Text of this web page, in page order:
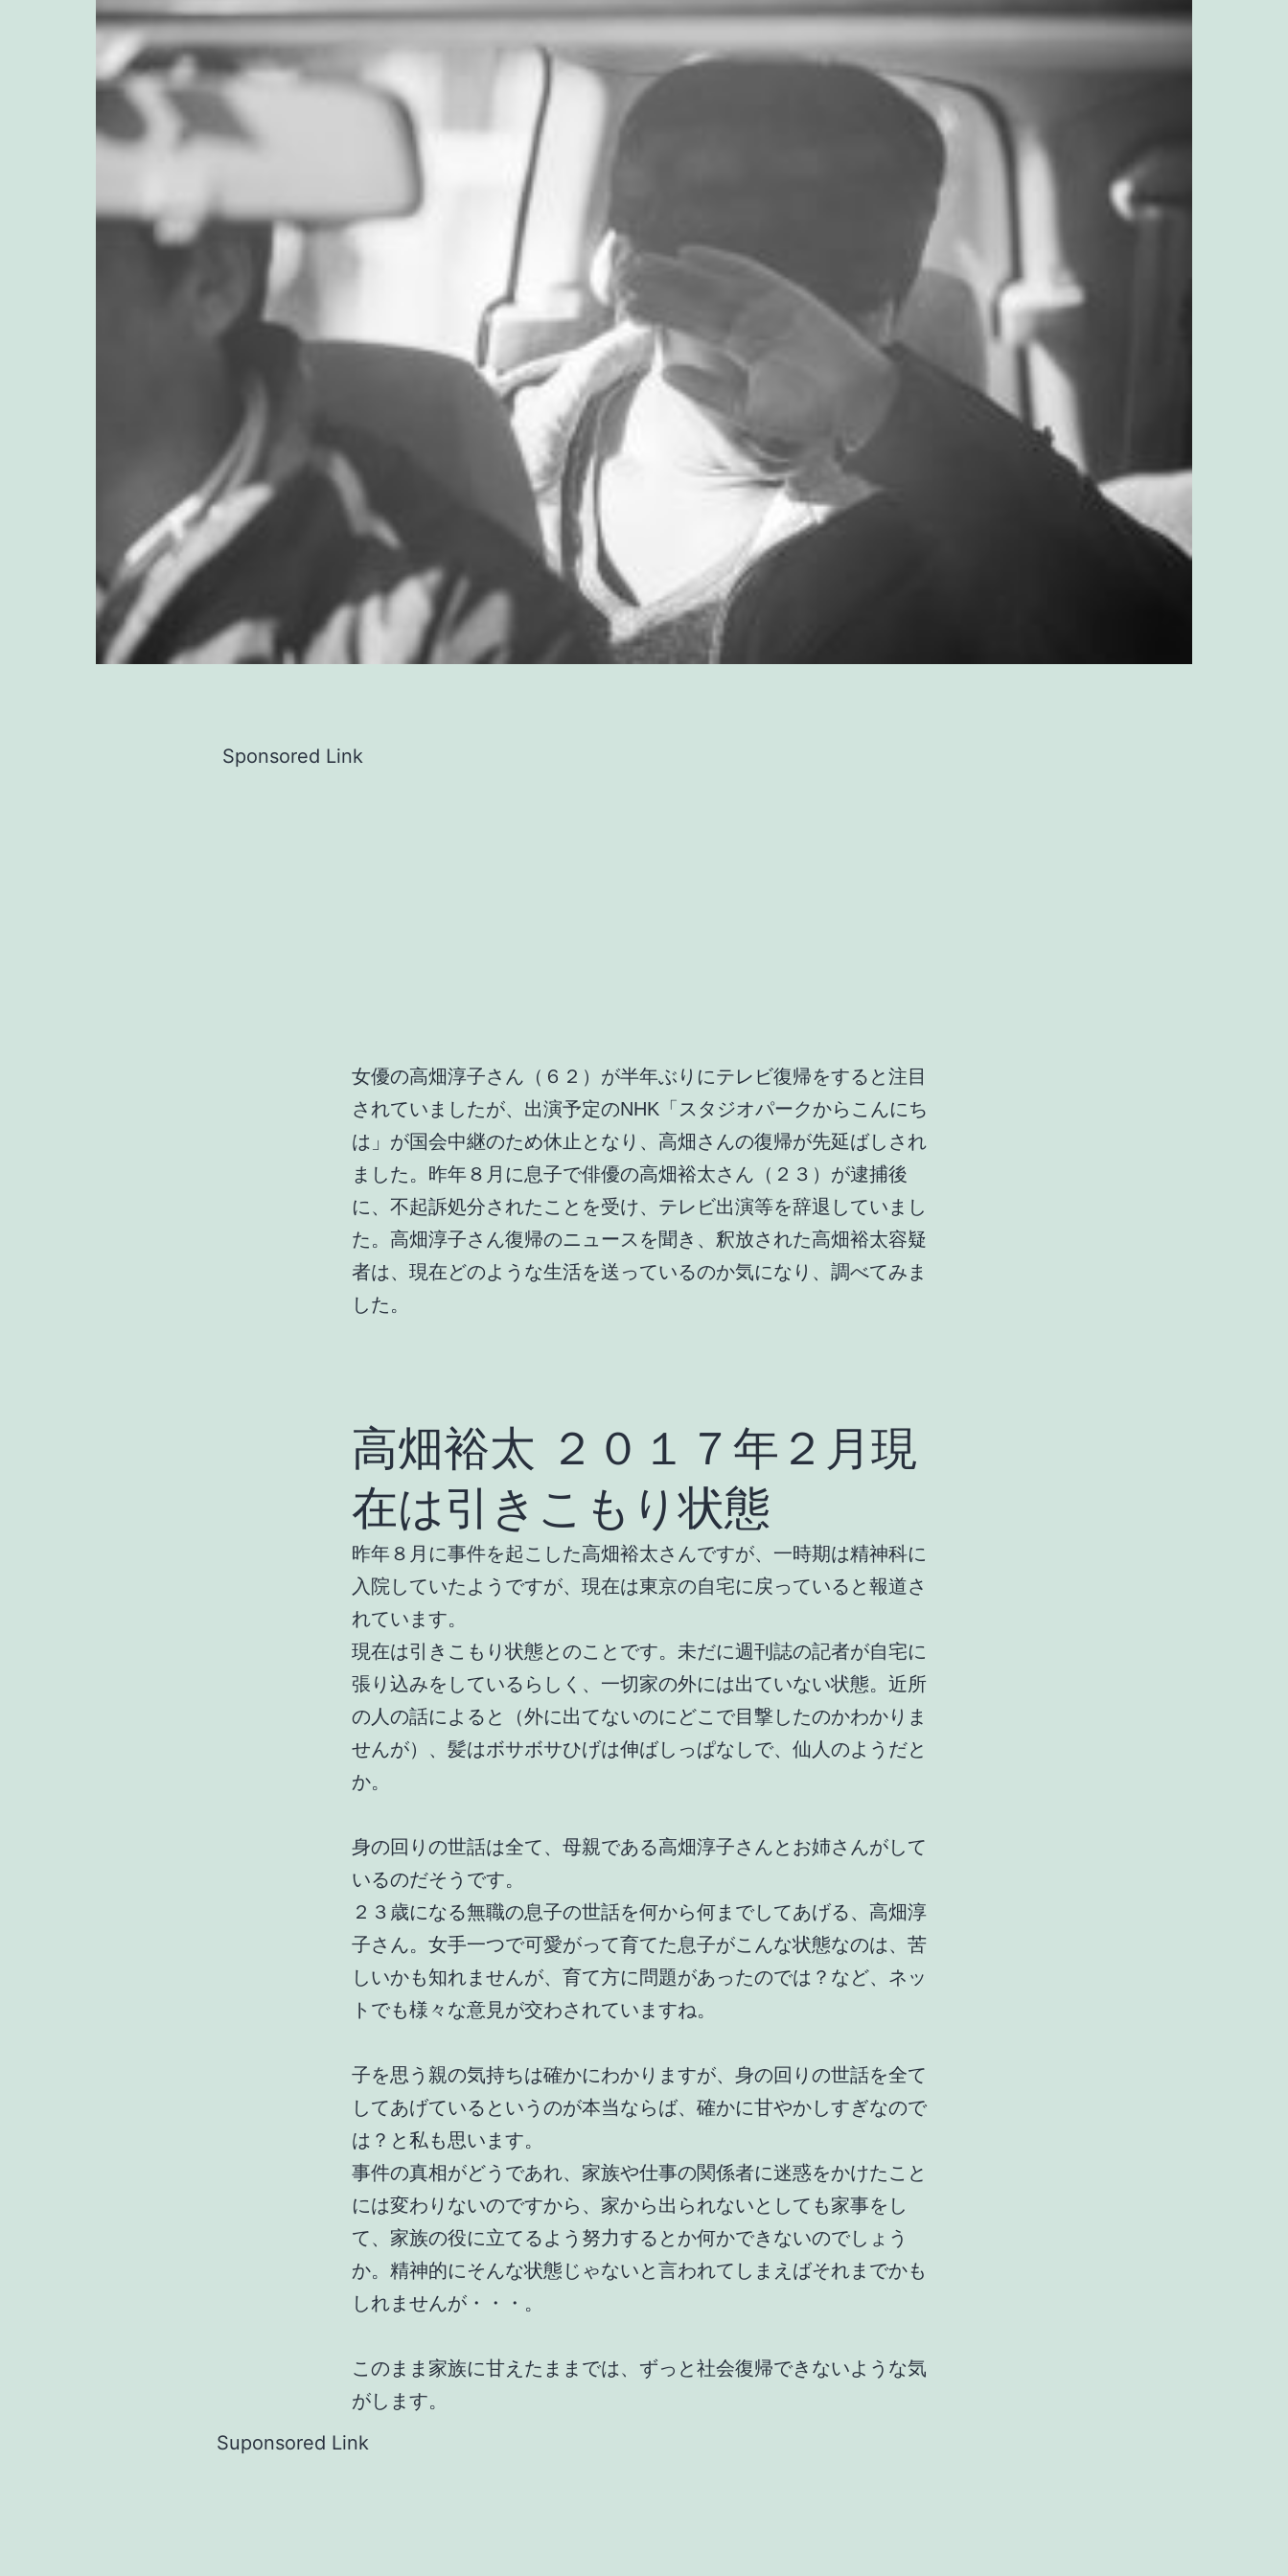
Sponsored Link
女優の高畑淳子さん（６２）が半年ぶりにテレビ復帰をすると注目
されていましたが、出演予定のNHK「スタジオパークからこんにち
は」が国会中継のため休止となり、高畑さんの復帰が先延ばしされ
ました。昨年８月に息子で俳優の高畑裕太さん（２３）が逮捕後
に、不起訴処分されたことを受け、テレビ出演等を辞退していまし
た。高畑淳子さん復帰のニュースを聞き、釈放された高畑裕太容疑
者は、現在どのような生活を送っているのか気になり、調べてみま
した。
高畑裕太 ２０１７年２月現
在は引きこもり状態
昨年８月に事件を起こした高畑裕太さんですが、一時期は精神科に
入院していたようですが、現在は東京の自宅に戻っていると報道さ
れています。
現在は引きこもり状態とのことです。未だに週刊誌の記者が自宅に
張り込みをしているらしく、一切家の外には出ていない状態。近所
の人の話によると（外に出てないのにどこで目撃したのかわかりま
せんが）、髪はボサボサひげは伸ばしっぱなしで、仙人のようだと
か。
身の回りの世話は全て、母親である高畑淳子さんとお姉さんがして
いるのだそうです。
２３歳になる無職の息子の世話を何から何までしてあげる、高畑淳
子さん。女手一つで可愛がって育てた息子がこんな状態なのは、苦
しいかも知れませんが、育て方に問題があったのでは？など、ネッ
トでも様々な意見が交わされていますね。
子を思う親の気持ちは確かにわかりますが、身の回りの世話を全て
してあげているというのが本当ならば、確かに甘やかしすぎなので
は？と私も思います。
事件の真相がどうであれ、家族や仕事の関係者に迷惑をかけたこと
には変わりないのですから、家から出られないとしても家事をし
て、家族の役に立てるよう努力するとか何かできないのでしょう
か。精神的にそんな状態じゃないと言われてしまえばそれまでかも
しれませんが・・・。
このまま家族に甘えたままでは、ずっと社会復帰できないような気
がします。
Suponsored Link